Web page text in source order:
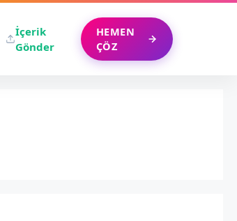
İçerik
Gönder
HEMEN
ÇÖZ